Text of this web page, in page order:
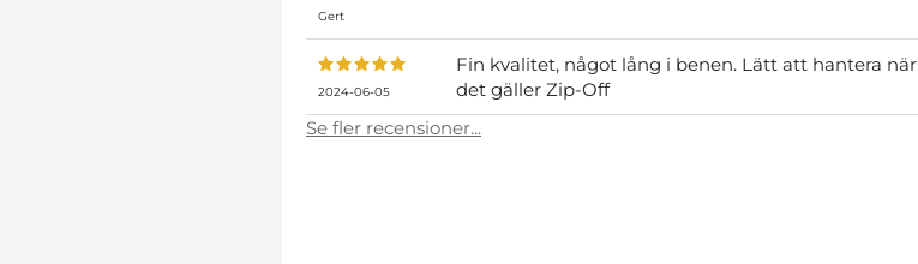
Gert
2024-06-05
Fin kvalitet, något lång i benen. Lätt att hantera när
det gäller Zip-Off
Se fler recensioner...